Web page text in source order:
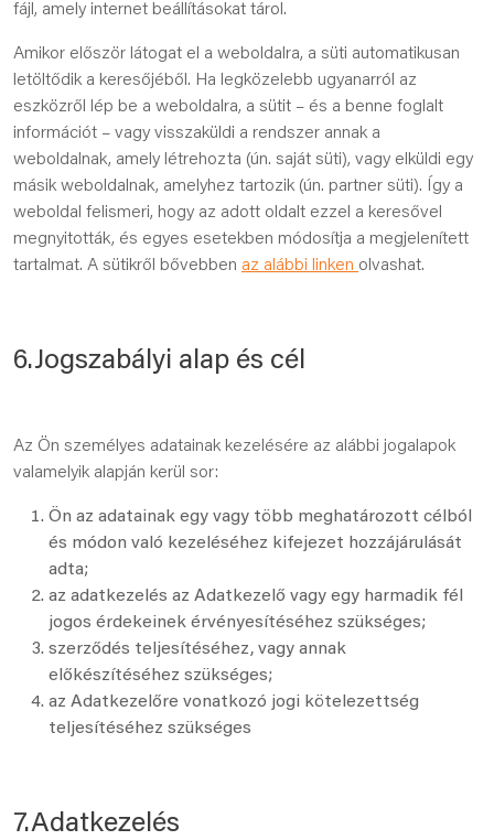
fájl, amely internet beállításokat tárol.
Amikor először látogat el a weboldalra, a süti automatikusan
letöltődik a keresőjéből. Ha legközelebb ugyanarról az
eszközről lép be a weboldalra, a sütit – és a benne foglalt
információt – vagy visszaküldi a rendszer annak a
weboldalnak, amely létrehozta (ún. saját süti), vagy elküldi egy
másik weboldalnak, amelyhez tartozik (ún. partner süti). Így a
weboldal felismeri, hogy az adott oldalt ezzel a keresővel
megnyitották, és egyes esetekben módosítja a megjelenített
tartalmat. A sütikről bővebben az alábbi linken olvashat.
6.Jogszabályi alap és cél
Az Ön személyes adatainak kezelésére az alábbi jogalapok
valamelyik alapján kerül sor:
Ön az adatainak egy vagy több meghatározott célból
és módon való kezeléséhez kifejezet hozzájárulását
adta;
az adatkezelés az Adatkezelő vagy egy harmadik fél
jogos érdekeinek érvényesítéséhez szükséges;
szerződés teljesítéséhez, vagy annak
előkészítéséhez szükséges;
az Adatkezelőre vonatkozó jogi kötelezettség
teljesítéséhez szükséges
7.Adatkezelés